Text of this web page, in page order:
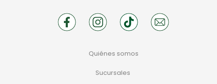
Quiénes somos
Sucursales